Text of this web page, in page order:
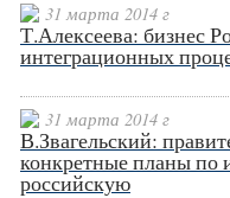
31 марта 2014 г
Т.Алексеева: бизнес
интеграционных
31 марта 2014 г
В.Звагельский:
конкретные планы по
российскую